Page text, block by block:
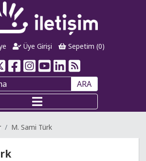
Üye Girişi Sepetim (0)
ARA
M. Sami Türk